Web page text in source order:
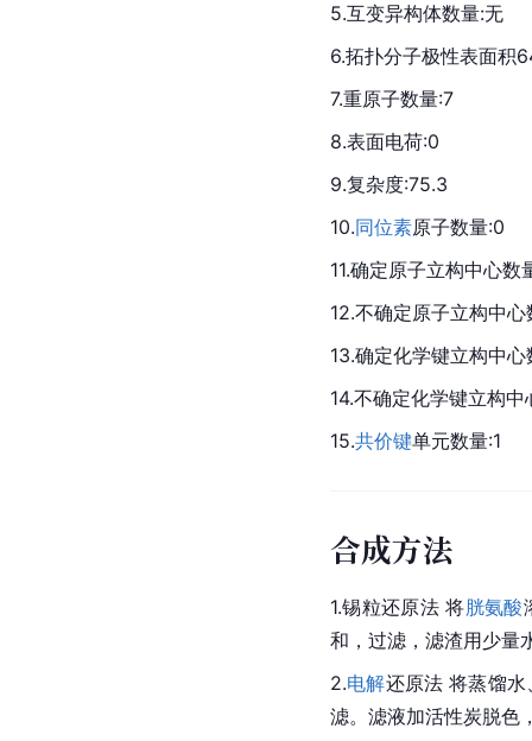
5.互变异构体数量:无
6.拓扑分子极性表面积
7.重原子数量:7
8.表面电荷:0
9.复杂度:75.3
10.同位素原子数量:0
11.确定原子立构中心数
12.不确定原子立构中
13.确定化学键立构中
14.不确定化学键立构中
15.共价键单元数量:1
合成方法
1.锡粒还原法 将胱氨酸
和，过滤，滤渣用少量
2.电解还原法 将蒸馏水
滤。滤液加活性炭脱色